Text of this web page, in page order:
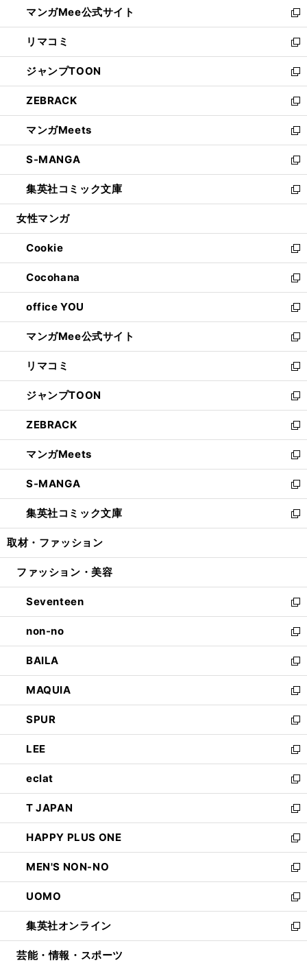
く
ド
ウ
で
開
く
ィ
ン
ド
ウ
で
開
く
い
ウ
ィ
ン
ド
ウ
で
開
く
マンガMee公式サイト
新
し
い
ウ
ィ
ン
ド
ウ
で
開
く
リマコミ
新
し
い
ウ
ィ
ン
ド
ウ
で
開
く
ジャンプTOON
新
し
い
ウ
ィ
ン
ド
ウ
で
開
ZEBRACK
新
し
い
ウ
ィ
ン
ド
ウ
開
く
マンガMeets
新
し
い
ウ
ィ
ン
ウ
で
開
く
S-MANGA
新
し
い
ウ
ン
ド
ウ
で
開
く
集英社コミック文庫
新
し
ウ
ィ
ン
ド
ウ
で
開
く
女性マンガ
Cookie
新
し
い
ウ
ィ
ン
ド
ウ
で
開
く
Cocohana
新
し
い
ウ
ィ
ン
ド
ウ
で
開
く
office YOU
新
し
い
ウ
ィ
ン
ド
ウ
で
開
く
マンガMee公式サイト
新
し
い
ウ
ィ
ン
ド
ウ
で
開
く
リマコミ
新
し
い
ウ
ィ
ン
ド
ウ
で
開
く
ジャンプTOON
新
し
い
ウ
ィ
ン
ド
ウ
で
開
ZEBRACK
新
し
い
ウ
ィ
ン
ド
ウ
開
マンガMeets
新
し
い
ウ
ィ
ン
ウ
開
く
S-MANGA
新
し
い
ウ
ン
ウ
で
開
く
集英社コミック文庫
新
し
ウ
ン
ド
ウ
で
開
く
取材・ファッション
ファッション・美容
Seventeen
新
し
い
ウ
ィ
ン
ド
ウ
で
開
く
non-no
新
し
い
ウ
ィ
ン
ド
ウ
で
開
く
BAILA
新
し
い
ウ
ィ
ン
ド
ウ
で
開
く
MAQUIA
新
し
い
ウ
ィ
ン
ド
ウ
で
開
く
SPUR
新
し
い
ウ
ィ
ン
ド
ウ
で
開
く
LEE
新
し
い
ウ
ィ
ン
ド
ウ
で
開
く
eclat
新
し
い
ウ
ィ
ン
ド
ウ
で
開
く
T JAPAN
新
し
い
ウ
ィ
ン
ド
ウ
で
開
HAPPY PLUS ONE
新
し
い
ウ
ィ
ン
ド
ウ
MEN'S NON-NO
新
し
い
ウ
ィ
ン
UOMO
新
し
い
ウ
集英社オンライン
新
し
芸能・情報・スポーツ